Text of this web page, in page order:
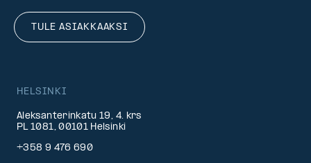
TULE ASIAKKAAKSI
HELSINKI
Aleksanterinkatu 19, 4. krs
PL 1081, 00101 Helsinki
+358 9 476 690